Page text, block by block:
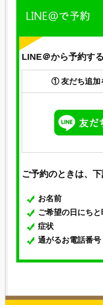
LINE＠から予約す
① 友だち追加
ご予約のときは、
お名前
ご希望の日にちと
症状
通がるお電話番号